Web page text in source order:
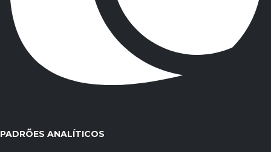
PADRÕES ANALÍTICOS